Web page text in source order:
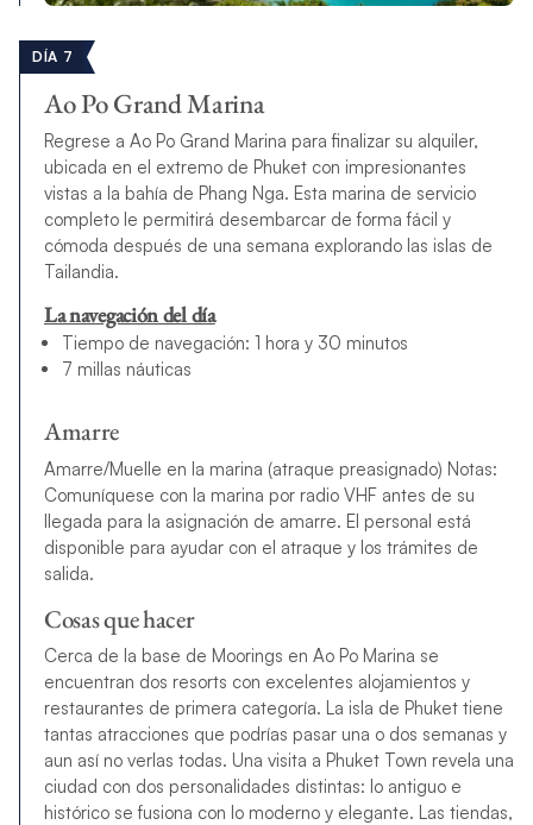
DÍA 7
Ao Po Grand Marina
Regrese a Ao Po Grand Marina para finalizar su alquiler,
ubicada en el extremo de Phuket con impresionantes
vistas a la bahía de Phang Nga. Esta marina de servicio
completo le permitirá desembarcar de forma fácil y
cómoda después de una semana explorando las islas de
Tailandia.
La navegación del día
Tiempo de navegación: 1 hora y 30 minutos
7 millas náuticas
Amarre
Amarre/Muelle en la marina (atraque preasignado) Notas:
Comuníquese con la marina por radio VHF antes de su
llegada para la asignación de amarre. El personal está
disponible para ayudar con el atraque y los trámites de
salida.
Cosas que hacer
Cerca de la base de Moorings en Ao Po Marina se
encuentran dos resorts con excelentes alojamientos y
restaurantes de primera categoría. La isla de Phuket tiene
tantas atracciones que podrías pasar una o dos semanas y
aun así no verlas todas. Una visita a Phuket Town revela una
ciudad con dos personalidades distintas: lo antiguo e
histórico se fusiona con lo moderno y elegante. Las tiendas,